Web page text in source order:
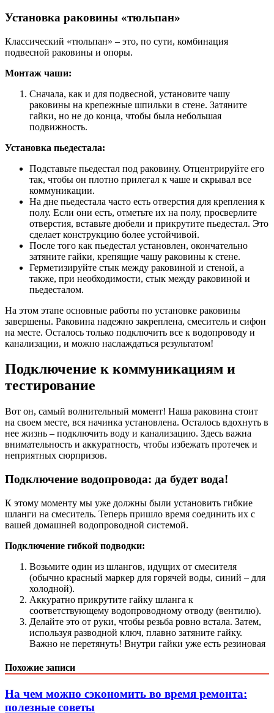
Установка раковины «тюльпан»
Классический «тюльпан» – это, по сути, комбинация
подвесной раковины и опоры.
Монтаж чаши:
Сначала, как и для подвесной, установите чашу
раковины на крепежные шпильки в стене. Затяните
гайки, но не до конца, чтобы была небольшая
подвижность.
Установка пьедестала:
Подставьте пьедестал под раковину. Отцентрируйте его
так, чтобы он плотно прилегал к чаше и скрывал все
коммуникации.
На дне пьедестала часто есть отверстия для крепления к
полу. Если они есть, отметьте их на полу, просверлите
отверстия, вставьте дюбели и прикрутите пьедестал. Это
сделает конструкцию более устойчивой.
После того как пьедестал установлен, окончательно
затяните гайки, крепящие чашу раковины к стене.
Герметизируйте стык между раковиной и стеной, а
также, при необходимости, стык между раковиной и
пьедесталом.
На этом этапе основные работы по установке раковины
завершены. Раковина надежно закреплена, смеситель и сифон
на месте. Осталось только подключить все к водопроводу и
канализации, и можно наслаждаться результатом!
Подключение к коммуникациям и
тестирование
Вот он, самый волнительный момент! Наша раковина стоит
на своем месте, вся начинка установлена. Осталось вдохнуть в
нее жизнь – подключить воду и канализацию. Здесь важна
внимательность и аккуратность, чтобы избежать протечек и
неприятных сюрпризов.
Подключение водопровода: да будет вода!
К этому моменту мы уже должны были установить гибкие
шланги на смеситель. Теперь пришло время соединить их с
вашей домашней водопроводной системой.
Подключение гибкой подводки:
Возьмите один из шлангов, идущих от смесителя
(обычно красный маркер для горячей воды, синий – для
холодной).
Аккуратно прикрутите гайку шланга к
соответствующему водопроводному отводу (вентилю).
Делайте это от руки, чтобы резьба ровно встала. Затем,
используя разводной ключ, плавно затяните гайку.
Важно не перетянуть! Внутри гайки уже есть резиновая
Похожие записи
На чем можно сэкономить во время ремонта:
полезные советы